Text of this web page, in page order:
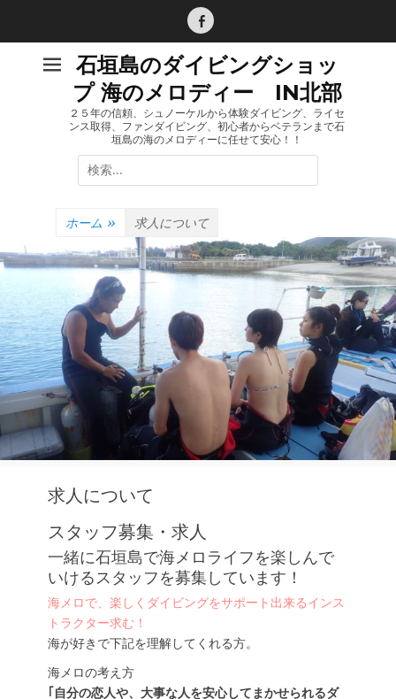
Facebook
石垣島のダイビングショッ
プ 海のメロディー IN北部
２５年の信頼、シュノーケルから体験ダイビング、ライセ
ンス取得、ファンダイビング、初心者からベテランまで石
垣島の海のメロディーに任せて安心！！
検
索:
ホーム » 求人について
求人について
スタッフ募集・求人
一緒に石垣島で海メロライフを楽しんで
いけるスタッフを募集しています！
海メロで、楽しくダイビングをサポート出来るインス
トラクター求む！
海が好きで下記を理解してくれる方。
海メロの考え方
｢自分の恋人や、大事な人を安心してまかせられるダ